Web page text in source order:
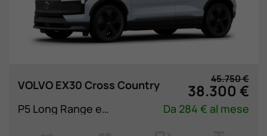
VOLVO EX30 Cross Country 45.750 €
38.300 €
P5 Long Range electric Plus rwd Da 284 € al mese